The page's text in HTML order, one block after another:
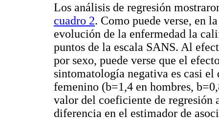
Los análisis de regresión
cuadro 2. Como puede verse, en
evolución de la enfermedad la
puntos de la escala SANS. Al
por sexo, puede verse que el
sintomatología negativa es casi
femenino (b=1,4 en hombres,
valor del coeficiente de regresión
diferencia en el estimador de